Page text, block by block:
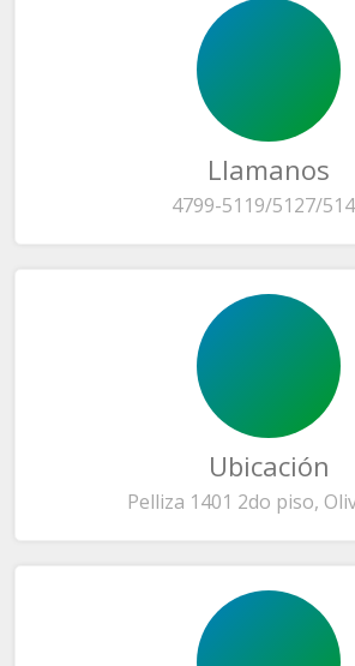
Llamanos
4799-5119/5127/
Ubicación
Pelliza 1401 2do piso,